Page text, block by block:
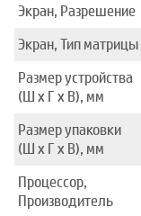
Экран, Разрешение
Экран, Тип матрицы
Размер устройства
(Ш x Г x В), мм
Размер упаковки
(Ш x Г x В), мм
Процессор,
Производитель